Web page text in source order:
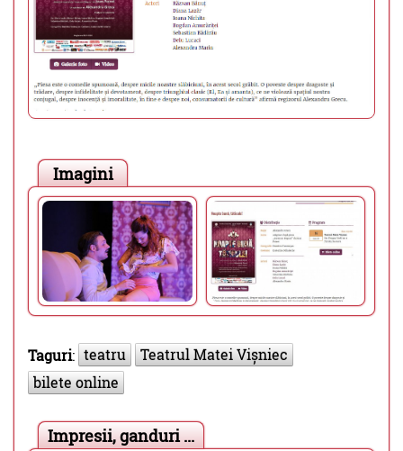
Imagini
Taguri: teatru
Teatrul Matei Vișniec
bilete online
Impresii, ganduri ...